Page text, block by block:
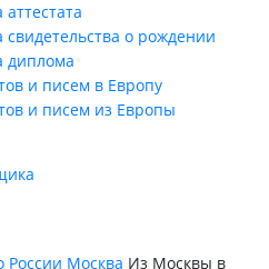
свидетельства о рождении
диплома
и писем в Европу
и писем из Европы
России Москва Из Москвы в